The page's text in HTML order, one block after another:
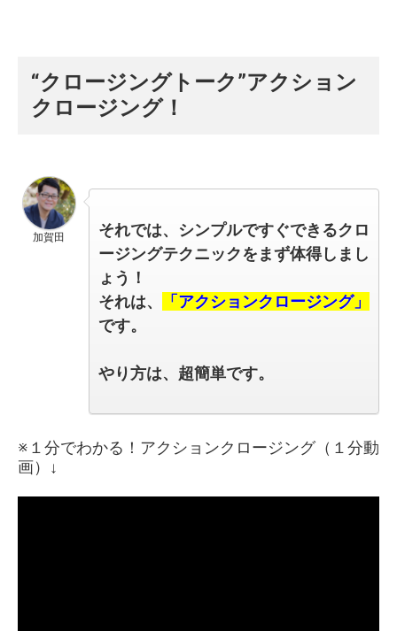
“クロージングトーク”アクション
クロージング！
加賀田
それでは、シンプルですぐできるクロ
ージングテクニックをまず体得しまし
ょう！
それは、
「アクションクロージング」
です。
やり方は、超簡単です。
※１分でわかる！アクションクロージング（１分動
画）↓